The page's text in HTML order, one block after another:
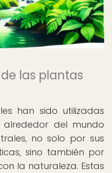
las plantas
han sido utilizadas
del mundo
no solo por sus
sino también por
la naturaleza. Estas